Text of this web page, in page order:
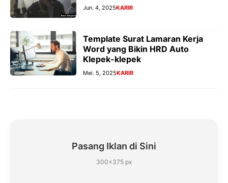
Jun. 4, 2025KARIR
Template Surat Lamaran Kerja
Word yang Bikin HRD Auto
Klepek-klepek
Mei. 5, 2025KARIR
Pasang Iklan di Sini
300×375 px